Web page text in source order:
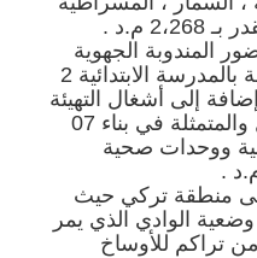
م.د .
المندوبة الجهوية
للتربية على مختلف الأنشطة بالمدرسة الابتدائية 2
إضافة إلى أشغال التهيئة
التي تمت في قسطها الأول والمتمثلة في بناء 07
ووحدات صحية
إلى منطقة تركي حيث
الوادي الذي يمر
تراكم للأوساخ